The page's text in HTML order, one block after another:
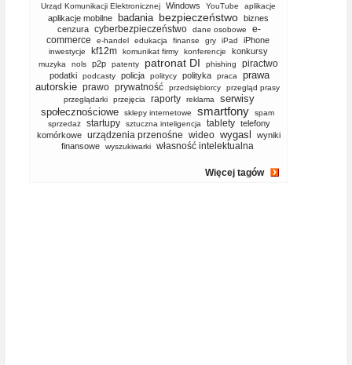
Urząd Komunikacji Elektronicznej Windows YouTube aplikacje
aplikacje mobilne badania bezpieczeństwo biznes
cenzura cyberbezpieczeństwo dane osobowe
e-
commerce
e-handel edukacja finanse gry iPad iPhone
inwestycje kf12m komunikat firmy konferencje konkursy
muzyka nols p2p patenty patronat DI phishing piractwo
podatki podcasty policja politycy polityka praca
prawa
autorskie prawo prywatność przedsiębiorcy
przegląd prasy
przeglądarki
przejęcia raporty reklama
serwisy
społecznościowe
sklepy internetowe smartfony
spam
sprzedaż
startupy sztuczna inteligencja tablety telefony
komórkowe
urządzenia przenośne wideo wygasl
wyniki
finansowe
wyszukiwarki własność intelektualna
Więcej tagów